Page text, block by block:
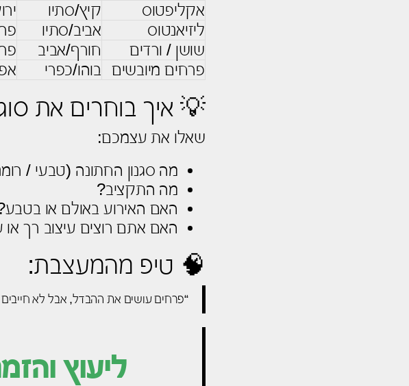
אקליפטוס
קיץ/סתיו
ליזיאנטוס
אביב/סתיו
שושן / ורדים
חורף/אביב
פרחים מיובשים
בוהו/כפרי
💡 איך בוחרים את
שאלו את עצמכם:
מה סגנון החתונה (טבעי /
מה התקציב?
האם האירוע באולם או
האם אתם רוצים עיצוב רך או
🧠 טיפ מהמעצבת:
“פרחים עושים את ההבדל, אבל לא
ליעוץ